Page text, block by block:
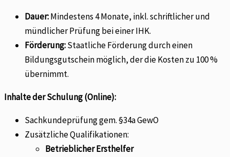
Dauer:Mindestens 4 Monate, inkl. schriftlicher und
mündlicher Prüfung bei einer IHK.
Förderung:Staatliche Förderung durch einen
Bildungsgutschein möglich, der die Kosten zu 100 %
übernimmt.
Inhalte der Schulung (Online):
Sachkundeprüfung gem. §34a GewO
Zusätzliche Qualifikationen:
Betrieblicher Ersthelfer